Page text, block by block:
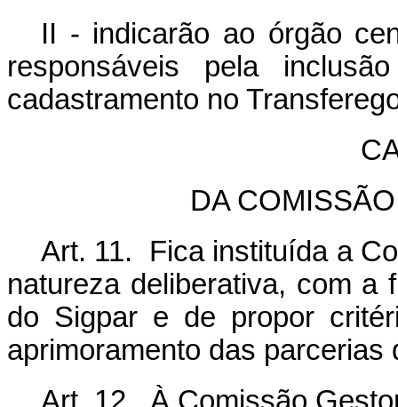
II - indicarão ao órgão
responsáveis pela
cadastramento no
DA
Art. 11. Fica instituída a
natureza deliberativa, com a
do Sigpar e de propor
aprimoramento das